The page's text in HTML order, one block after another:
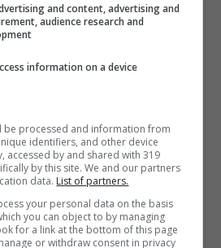
nelMotomondiale
di alto livello con
moto e a fianco delle
lavorato con me”,
di Tavullia. “Credo
e il talento per poter
and content, advertising and
audience research and
information on a device
be processed and information from
identifiers, and other device
accessed by and shared with 319
by this site. We and our partners
data. List of partners.
your personal data on the basis
you can object to by managing
for a link at the bottom of this page
or withdraw consent in privacy